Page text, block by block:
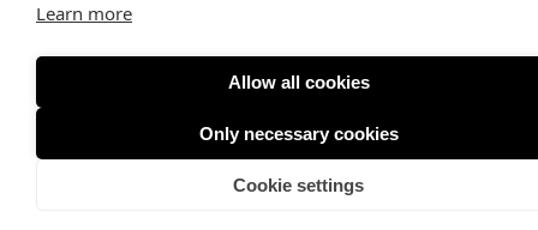
Learn more
Allow all cookies
Only necessary cookies
Cookie settings